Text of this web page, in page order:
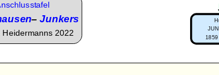
1859
–Junkers
Heidermanns 2022